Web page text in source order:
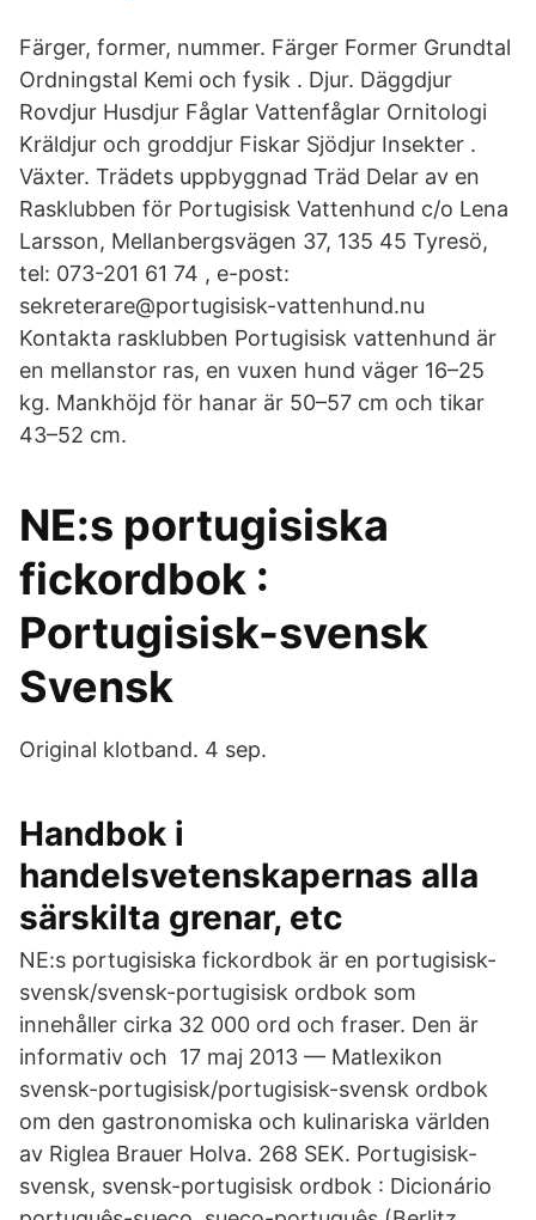
Färger, former, nummer. Färger Former Grundtal
Ordningstal Kemi och fysik . Djur. Däggdjur
Rovdjur Husdjur Fåglar Vattenfåglar Ornitologi
Kräldjur och groddjur Fiskar Sjödjur Insekter .
Växter. Trädets uppbyggnad Träd Delar av en
Rasklubben för Portugisisk Vattenhund c/o Lena
Larsson, Mellanbergsvägen 37, 135 45 Tyresö,
tel: 073-201 61 74 , e-post:
sekreterare@portugisisk-vattenhund.nu
Kontakta rasklubben Portugisisk vattenhund är
en mellanstor ras, en vuxen hund väger 16–25
kg. Mankhöjd för hanar är 50–57 cm och tikar
43–52 cm.
NE:s portugisiska
fickordbok :
Portugisisk-svensk
Svensk
Original klotband. 4 sep.
Handbok i
handelsvetenskapernas alla
särskilta grenar, etc
NE:s portugisiska fickordbok är en portugisisk-
svensk/svensk-​portugisisk ordbok som
innehåller cirka 32 000 ord och fraser. Den är
informativ och 17 maj 2013 — Matlexikon
svensk-portugisisk/portugisisk-svensk ordbok
om den gastronomiska och kulinariska världen
av Riglea Brauer Holva. 268 SEK. Portugisisk-
svensk, svensk-portugisisk ordbok : Dicionário